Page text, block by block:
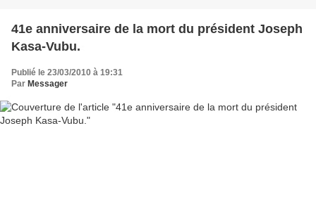
41e anniversaire de la mort du président Joseph
Kasa-Vubu.
Publié le 23/03/2010 à 19:31
Par Messager